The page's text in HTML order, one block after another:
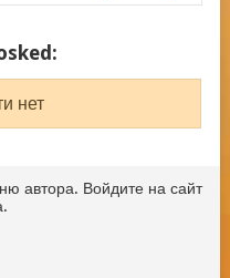
нет
автора. Войдите на сайт